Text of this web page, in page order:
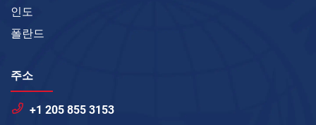
인도
폴란드
주소
+1 205 855 3153